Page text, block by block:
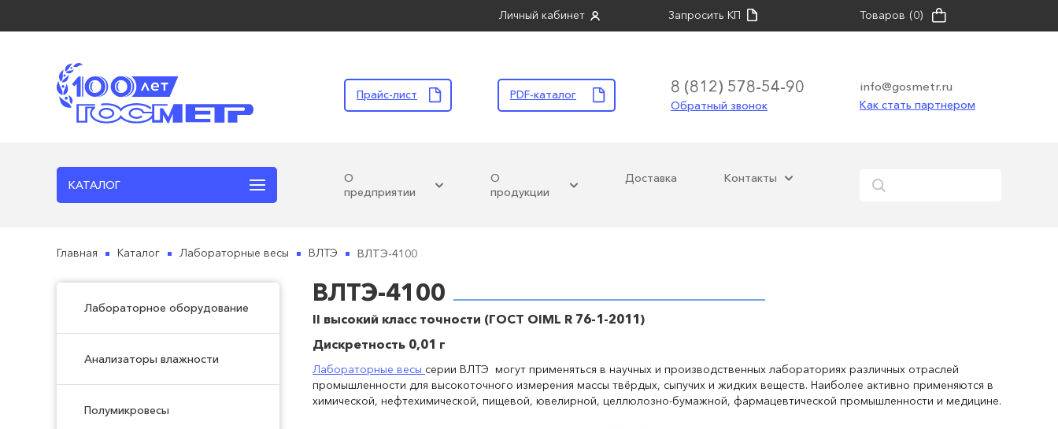
Личный кабинет Запросить КП Товаров (0)
Прайс-лист PDF-каталог 8 (812) 578-54-90
Обратный звонок
info@gosmetr.ru
Как стать партнером
КАТАЛОГ
О
предприятии
О
продукции
Доставка Контакты
Главная Каталог Лабораторные весы ВЛТЭ ВЛТЭ-4100
Лабораторное оборудование
Анализаторы влажности
Полумикровесы
ВЛТЭ-4100 ГОСМЕТР
II высокий класс точности (ГОСТ OIML R 76-1-2011)
Дискретность 0,01 г
Лабораторные весы серии ВЛТЭ могут применяться в научных и производственных лабораториях различных отраслей
промышленности для высокоточного измерения массы твёрдых, сыпучих и жидких веществ. Наиболее активно применяются в
химической, нефтехимической, пищевой, ювелирной, целлюлозно-бумажной, фармацевтической промышленности и медицине.